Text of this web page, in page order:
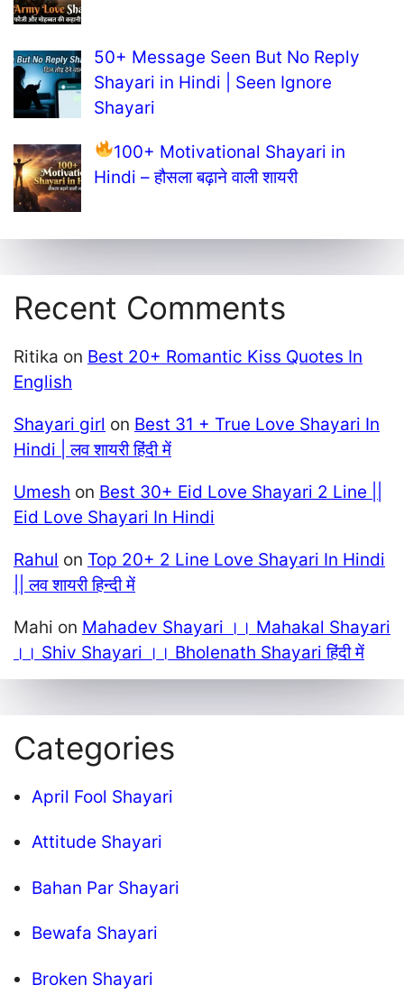
50+ Message Seen But No Reply
Shayari in Hindi | Seen Ignore
Shayari
100+ Motivational Shayari in
Hindi – हौसला बढ़ाने वाली शायरी
Recent Comments
Ritika on Best 20+ Romantic Kiss Quotes In
English
Shayari girl on Best 31 + True Love Shayari In
Hindi | लव शायरी हिंदी में
Umesh on Best 30+ Eid Love Shayari 2 Line ||
Eid Love Shayari In Hindi
Rahul on Top 20+ 2 Line Love Shayari In Hindi
|| लव शायरी हिन्दी में
Mahi on Mahadev Shayari ।। Mahakal Shayari
।। Shiv Shayari ।। Bholenath Shayari हिंदी में
Categories
April Fool Shayari
Attitude Shayari
Bahan Par Shayari
Bewafa Shayari
Broken Shayari